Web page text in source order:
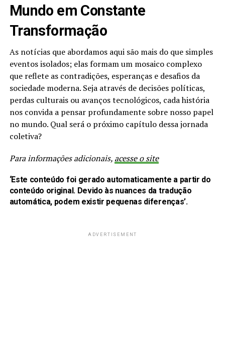
Mundo em Constante
Transformação
As notícias que abordamos aqui são mais do que simples
eventos isolados; elas formam um mosaico complexo
que reflete as contradições, esperanças e desafios da
sociedade moderna. Seja através de decisões políticas,
perdas culturais ou avanços tecnológicos, cada história
nos convida a pensar profundamente sobre nosso papel
no mundo. Qual será o próximo capítulo dessa jornada
coletiva?
Para informações adicionais, acesse o site
‘Este conteúdo foi gerado automaticamente a partir do
conteúdo original. Devido às nuances da tradução
automática, podem existir pequenas diferenças’.
ADVERTISEMENT